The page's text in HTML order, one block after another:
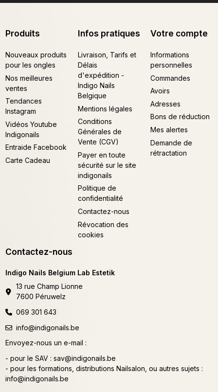
Produits
Nouveaux produits
pour les ongles
Nos meilleures
ventes
Tendances
Instagram
Vidéos Youtube
Indigonails
Entraide Facebook
Carte Cadeau
Infos pratiques
Livraison, Tarifs et
Délais
d'expédition -
Indigo Nails
Belgique
Mentions légales
Conditions
Générales de
Vente (CGV)
Payer en toute
sécurité sur le site
indigonails
Politique de
confidentialité
Contactez-nous
Révocation des
cookies
Votre compte
Informations
personnelles
Commandes
Avoirs
Adresses
Bons de réduction
Mes alertes
Demande de
rétractation
Contactez-nous
Indigo Nails Belgium Lab Estetik
13 rue Champ Lionne
7600 Péruwelz
069 301 643
info@indigonails.be
Envoyez-nous un e-mail :
- pour le SAV : sav@indigonails.be
- pour les formations, distributions Nailsalon, ou autres sujets :
info@indigonails.be